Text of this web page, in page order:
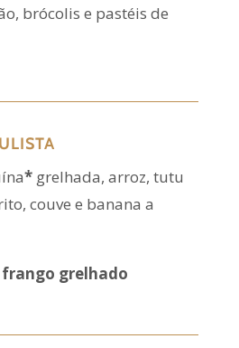
brócolis e pastéis de
*grelhada, arroz, tutu
couve e banana a
grelhado